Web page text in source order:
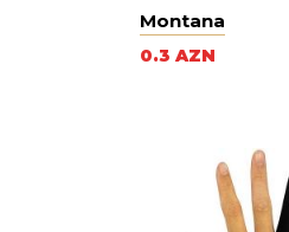
Montana
0.3 AZN